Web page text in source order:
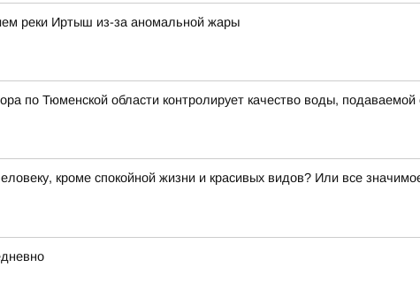
реки Иртыш из-за аномальной жары
по Тюменской области контролирует качество воды,
кроме спокойной жизни и красивых видов? Или все